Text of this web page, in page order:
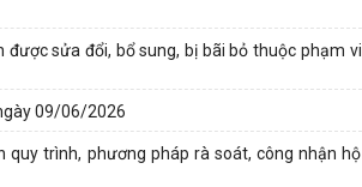
được sửa đổi, bổ sung, bị bãi bỏ thuộc phạm vi
09/06/2026
trình, phương pháp rà soát, công nhận hộ